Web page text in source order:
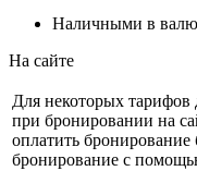
Наличными в
На сайте
Для некоторых тарифов
при бронировании на
оплатить
бронирование с